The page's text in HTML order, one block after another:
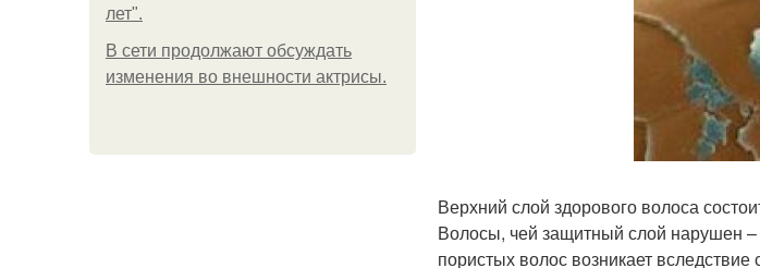
лет".
В сети продолжают обсуждать
изменения во внешности актрисы.
Верхний слой здорового волоса
Волосы, чей защитный слой нарушен
пористых волос возникает